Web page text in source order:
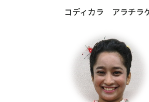
コディカラ アラチラ